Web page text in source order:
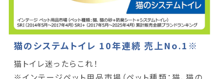
猫のシステムトイレ 10年連続 売上No.1※
猫トイレ迷ったらこれ！